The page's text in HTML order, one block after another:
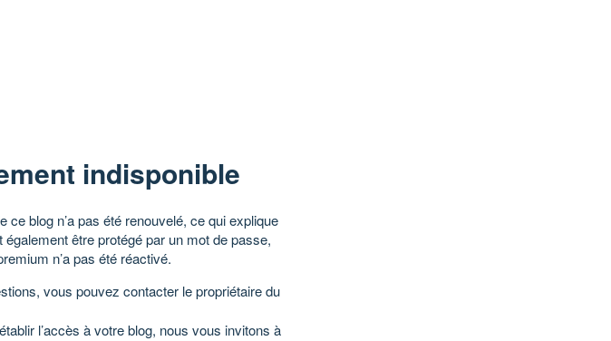
indisponible
ce blog n’a pas été renouvelé, ce qui explique
être protégé par un mot de passe,
n’a pas été réactivé.
vous pouvez contacter le propriétaire du
l’accès à votre blog, nous vous invitons à